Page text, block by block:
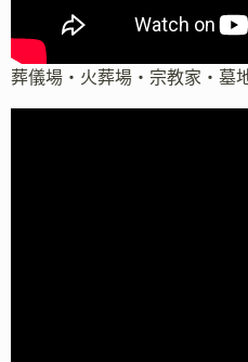
葬儀場・火葬場・宗教家・墓